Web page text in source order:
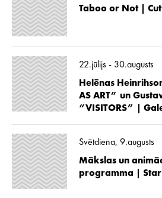
Taboo or Not |
22.jūlijs - 30.augusts
Helēnas
AS ART” un
“VISITORS” |
Svētdiena, 9.augusts
Mākslas un
programma | Star